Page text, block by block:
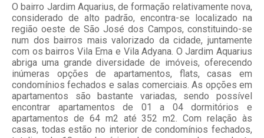
O bairro Jardim Aquarius, de formação relativamente nova,
considerado de alto padrão, encontra-se localizado na
região oeste de São José dos Campos, constituindo-se
num dos bairros mais valorizado da cidade, juntamente
com os bairros Vila Ema e Vila Adyana. O Jardim Aquarius
abriga uma grande diversidade de imóveis, oferecendo
inúmeras opções de apartamentos, flats, casas em
condomínios fechados e salas comerciais. As opções em
apartamentos são bastante variadas, sendo possível
encontrar apartamentos de 01 a 04 dormitórios e
apartamentos de 64 m2 até 352 m2. Com relação às
casas, todas estão no interior de condomínios fechados,